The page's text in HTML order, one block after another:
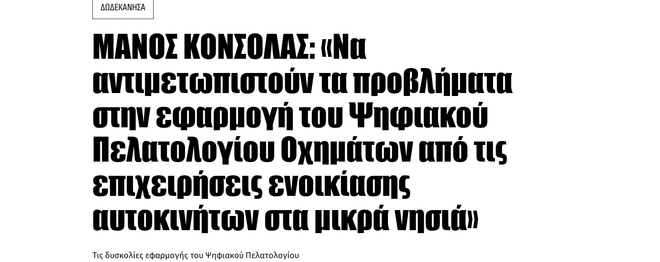
ΔΩΔΕΚΑΝΗΣΑ
ΜΑΝΟΣ ΚΟΝΣΟΛΑΣ: «Να
αντιμετωπιστούν τα προβλήματα
στην εφαρμογή του Ψηφιακού
Πελατολογίου Οχημάτων από τις
επιχειρήσεις ενοικίασης
αυτοκινήτων στα μικρά νησιά»
Τις δυσκολίες εφαρμογής του Ψηφιακού Πελατολογίου